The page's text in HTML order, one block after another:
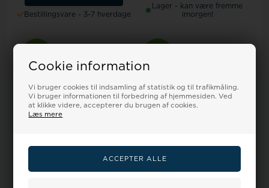
Cookie information
Vi bruger cookies til indsamling af statistik og til trafikmåling.
Vi bruger informationen til forbedring af hjemmesiden. Ved
at klikke videre, accepterer du brugen af cookies.
Læs mere
Bestillingsvare - 3-7 hverdage
Lager - kan være fremme
imorgen!
Model 809-01-20Kraftig sort
silikone rem, 20 mm bred og
Model Fossil_læderurremme
til alle Fossil urene både